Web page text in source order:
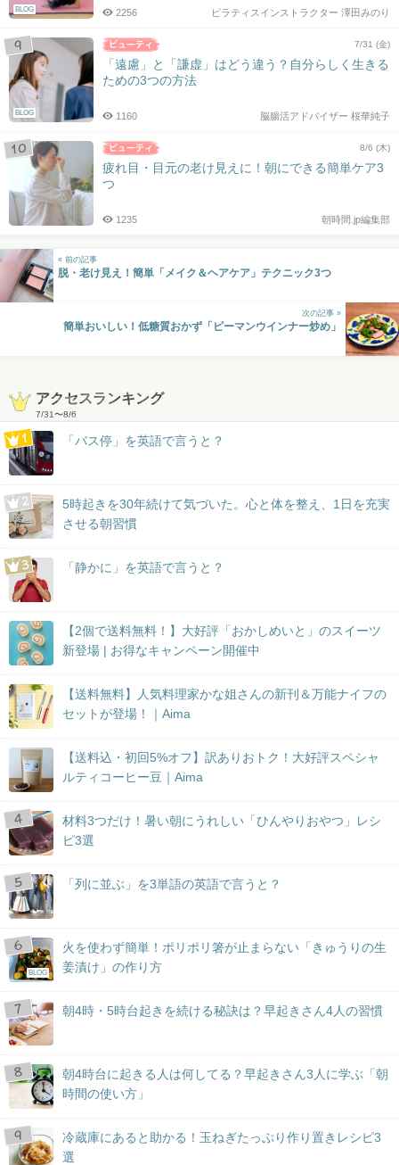
BLOG ピラティスインストラクター 澤田みのり
2256
BLOG
7/31 (金)
「遠慮」と「謙虚」はどう違う？自分らしく生きる
ための3つの方法
脳腸活アドバイザー 桜華純子
1160
8/6 (木)
疲れ目・目元の老け見えに！朝にできる簡単ケア3
つ
朝時間.jp編集部
1235
« 前の記事
脱・老け見え！簡単「メイク＆ヘアケア」テクニック3つ
次の記事 »
簡単おいしい！低糖質おかず「ピーマンウインナー炒め」
アクセスランキング
7/31〜8/6
「バス停」を英語で言うと？
5時起きを30年続けて気づいた。心と体を整え、1日を充実
させる朝習慣
「静かに」を英語で言うと？
【2個で送料無料！】大好評「おかしめいと」のスイーツ
新登場 | お得なキャンペーン開催中
【送料無料】人気料理家かな姐さんの新刊＆万能ナイフの
セットが登場！｜Aima
【送料込・初回5%オフ】訳ありおトク！大好評スペシャ
ルティコーヒー豆｜Aima
材料3つだけ！暑い朝にうれしい「ひんやりおやつ」レシ
ピ3選
「列に並ぶ」を3単語の英語で言うと？
BLOG
火を使わず簡単！ポリポリ箸が止まらない「きゅうりの生
姜漬け」の作り方
朝4時・5時台起きを続ける秘訣は？早起きさん4人の習慣
朝4時台に起きる人は何してる？早起きさん3人に学ぶ「朝
時間の使い方」
冷蔵庫にあると助かる！玉ねぎたっぷり作り置きレシピ3
選